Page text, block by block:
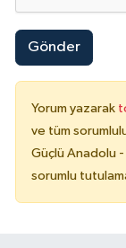
Gönder
Yorum yazarak
ve tüm
Güçlü Anadolu
sorumlu